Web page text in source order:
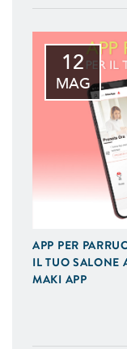
12
MAG
APP PER
IL TUO SALONE
MAKI APP